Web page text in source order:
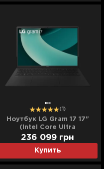
(1)
Ноутбук LG Gram 17 17"
(Intel Core Ultra
9/32GB/16TB (SSD)/Intel
Arc) (17Z90TL-H.AUB9U4)
(Standard)
Купить
236 099 грн